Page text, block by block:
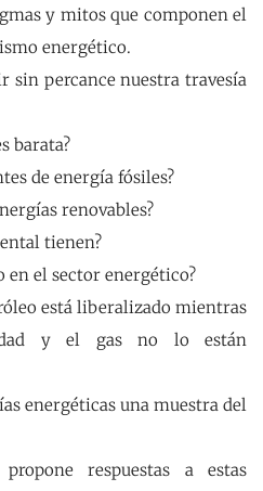
y mitos que componen el
energético.
sin percance nuestra travesía
barata?
de energía fósiles?
renovables?
tienen?
en el sector energético?
está liberalizado mientras
y el gas no lo están
energéticas una muestra del
respuestas a estas